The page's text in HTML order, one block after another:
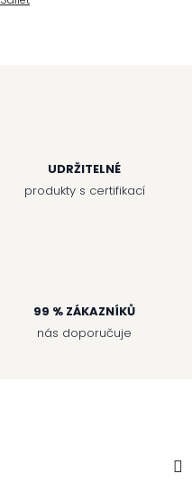
UDRŽITELNÉ
produkty s certifikací
99 % ZÁKAZNÍKŮ
nás doporučuje